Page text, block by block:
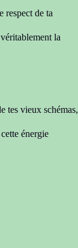
respect de ta
véritablement la
tes vieux schémas,
énergie